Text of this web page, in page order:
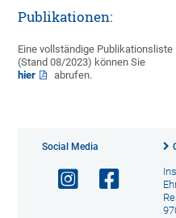
Publikationen:
Eine vollständige Publikationsliste
(Stand 08/2023) können Sie
hier
abrufen.
Social Media